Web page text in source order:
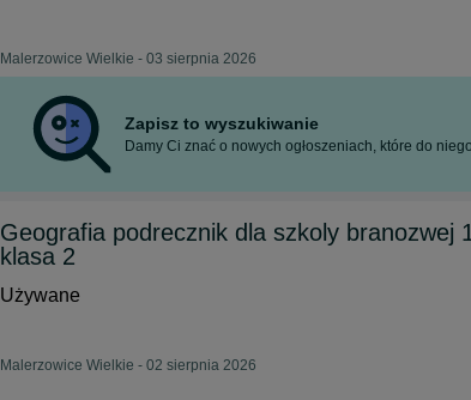
Malerzowice Wielkie - 03 sierpnia 2026
Zapisz to wyszukiwanie
Damy Ci znać o nowych ogłoszeniach, które do
Geografia podrecznik dla szkoly branozwej
klasa 2
Używane
Malerzowice Wielkie - 02 sierpnia 2026